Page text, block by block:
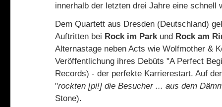
innerhalb der letzten drei Jahre eine schnell
Dem Quartett aus Dresden (Deutschland)
Auftritten bei Rock im Parkund Rock am
Alternastage neben Acts wie Wolfmother &
Veröffentlichung ihres Debüts "A Perfect
Records) - der perfekte Karrierestart. Auf
"rockten [pi!] die Besucher ... aus dem
Stone).